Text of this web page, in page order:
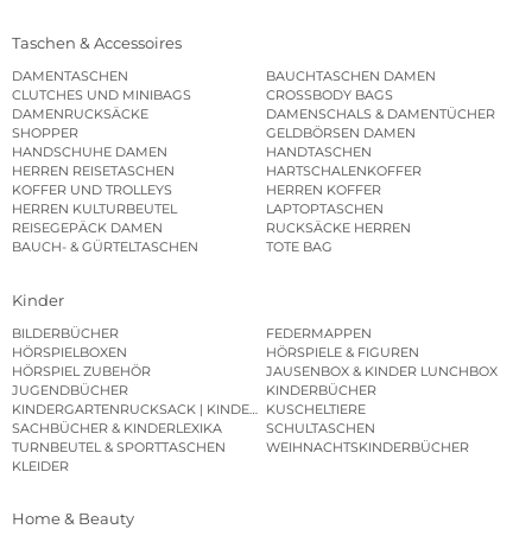
Taschen & Accessoires
DAMENTASCHEN
BAUCHTASCHEN DAMEN
CLUTCHES UND MINIBAGS
CROSSBODY BAGS
DAMENRUCKSÄCKE
DAMENSCHALS & DAMENTÜCHER
SHOPPER
GELDBÖRSEN DAMEN
HANDSCHUHE DAMEN
HANDTASCHEN
HERREN REISETASCHEN
HARTSCHALENKOFFER
KOFFER UND TROLLEYS
HERREN KOFFER
HERREN KULTURBEUTEL
LAPTOPTASCHEN
REISEGEPÄCK DAMEN
RUCKSÄCKE HERREN
BAUCH- & GÜRTELTASCHEN
TOTE BAG
Kinder
BILDERBÜCHER
FEDERMAPPEN
HÖRSPIELBOXEN
HÖRSPIELE & FIGUREN
HÖRSPIEL ZUBEHÖR
JAUSENBOX & KINDER LUNCHBOX
JUGENDBÜCHER
KINDERBÜCHER
KINDERGARTENRUCKSACK | KINDERGARTENBEUTEL
KUSCHELTIERE
SACHBÜCHER & KINDERLEXIKA
SCHULTASCHEN
TURNBEUTEL & SPORTTASCHEN
WEIHNACHTSKINDERBÜCHER
KLEIDER
Home & Beauty